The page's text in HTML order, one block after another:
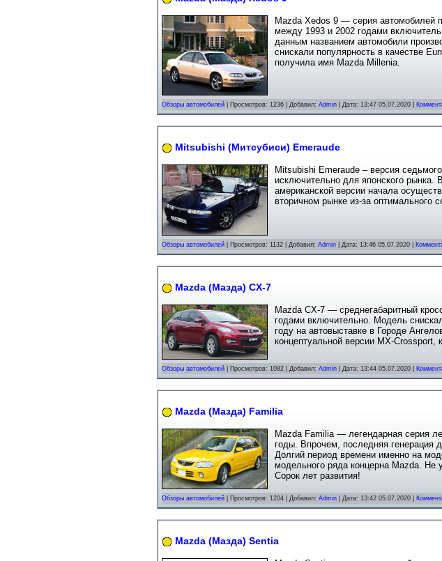
Mazda Xedos 9 — серия автомобилей
между 1993 и 2002 годами
данным названием автомобили
снискали популярность в качестве
получила имя Mazda Millenia.
Обзоры автомобилей | Просмотров: 1236 | Добавил: Admin | Дата: 13:47 05.07.2020
Mitsubishi (Митсубиси) Emeraude
Mitsubishi Emeraude – версия
исключительно для японского
американской версии начала
вторичном рынке из-за оптимального
Обзоры автомобилей | Просмотров: 1132 | Добавил: Admin | Дата: 13:46 05.07.2020
Mazda (Мазда) CX-7
Mazda CX-7 — среднегабаритный
годами включительно. Модель
году на автовыставке в Городе
концептуальной версии MX-
Обзоры автомобилей | Просмотров: 1082 | Добавил: Admin | Дата: 13:44 05.07.2020
Mazda (Мазда) Familia
Mazda Familia — легендарная серия
годы. Впрочем, последняя генерация
Долгий период времени именно на
модельного ряда концерна Mazda. Не
Сорок лет развития!
Обзоры автомобилей | Просмотров: 1204 | Добавил: Admin | Дата: 13:42 05.07.2020
Mazda (Мазда) Sentia